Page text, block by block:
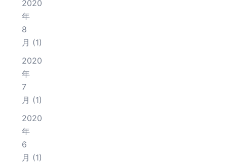
2020
年
8
月 (1)
2020
年
7
月 (1)
2020
年
6
月 (1)